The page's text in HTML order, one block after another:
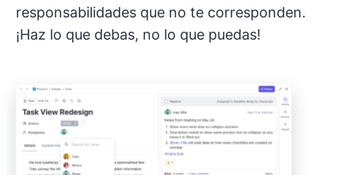
responsabilidades que no te corresponden.
¡Haz lo que debas, no lo que puedas!